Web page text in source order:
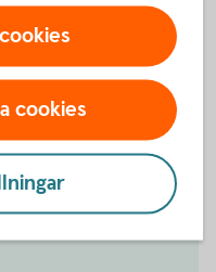
lägga till?
transaktionskonton
cookies